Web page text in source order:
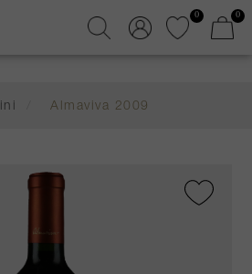
0 0
Almaviva 2009